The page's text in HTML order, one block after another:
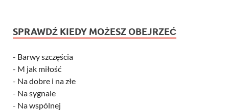
SPRAWDŹ KIEDY MOŻESZ OBEJRZEĆ
- Barwy szczęścia
- M jak miłość
- Na dobre i na złe
- Na sygnale
- Na wspólnej